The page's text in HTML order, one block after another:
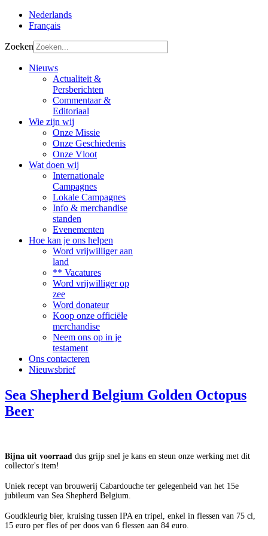
Nederlands
Français
Zoeken
Nieuws
Actualiteit &
Persberichten
Commentaar &
Editoriaal
Wie zijn wij
Onze Missie
Onze Geschiedenis
Onze Vloot
Wat doen wij
Internationale
Campagnes
Lokale Campagnes
Info & merchandise
standen
Evenementen
Hoe kan je ons helpen
Word vrijwilliger aan
land
** Vacatures
Word vrijwilliger op
zee
Word donateur
Koop onze officiële
merchandise
Neem ons op in je
testament
Ons contacteren
Nieuwsbrief
Sea Shepherd Belgium Golden Octopus
Beer
𝐁𝐢𝐣𝐧𝐚 𝐮𝐢𝐭 𝐯𝐨𝐨𝐫𝐫𝐚𝐚𝐝 dus grijp snel je kans en steun onze werking met dit
collector's item!
Uniek recept van brouwerij Cabardouche ter gelegenheid van het 15e
jubileum van Sea Shepherd Belgium.
Goudkleurig bier, kruising tussen IPA en tripel, enkel in flessen van 75 cl,
15 euro per fles of per doos van 6 flessen aan 84 euro.